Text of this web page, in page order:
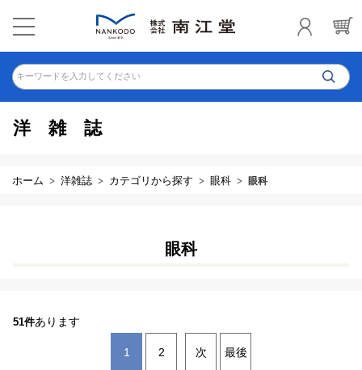
キーワードを入力してください
洋雑誌
ホーム 洋雑誌 カテゴリから探す 眼科 眼科
眼科
51件あります
1 2 次 最後